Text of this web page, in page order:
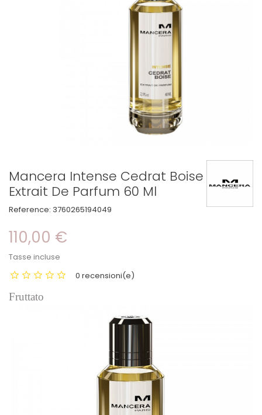
Mancera Intense Cedrat Boise
Extrait De Parfum 60 Ml
Reference: 3760265194049
110,00 €
Tasse incluse
0 recensioni(e)
Fruttato